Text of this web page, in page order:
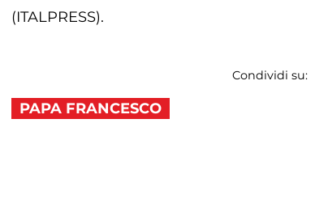
(ITALPRESS).
Condividi su:
PAPA FRANCESCO